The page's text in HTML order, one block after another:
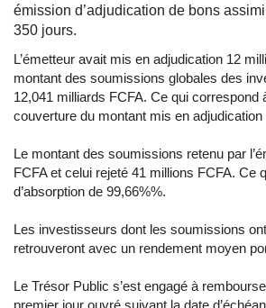
émission d’adjudication de bons
350 jours.
L’émetteur avait mis en adjudication 12
montant des soumissions globales des
12,041 milliards FCFA. Ce qui correspond
couverture du montant mis en adjudication
Le montant des soumissions retenu par
FCFA et celui rejeté 41 millions FCFA. Ce
d’absorption de 99,66%%.
Les investisseurs dont les soumissions
retrouveront avec un rendement moyen
Le Trésor Public s’est engagé à
premier jour ouvré suivant la date